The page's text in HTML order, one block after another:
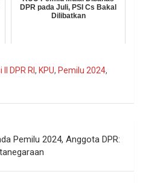
DPR pada Juli, PSI Cs Bakal
Dilibatkan
II DPR RI , KPU, Pemilu 2024,
Pemilu 2024, Anggota DPR: